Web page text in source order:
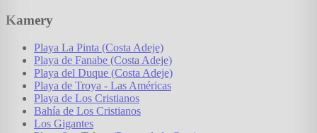
Kamery
Playa La Pinta (Costa Adeje)
Playa de Fanabe (Costa Adeje)
Playa del Duque (Costa Adeje)
Playa de Troya - Las Américas
Playa de Los Cristianos
Bahía de Los Cristianos
Los Gigantes